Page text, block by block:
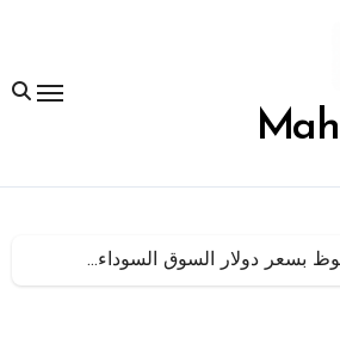
بسعر دولار السوق السوداء…